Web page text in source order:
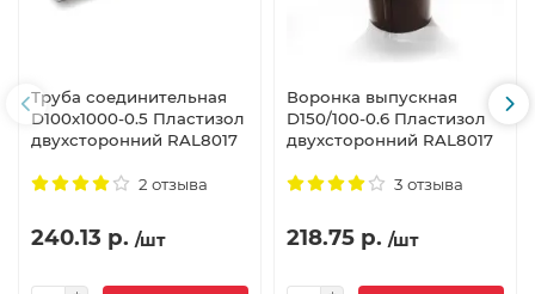
Труба соединительная
D100х1000-0.5 Пластизол
двухсторонний RAL8017
2 отзыва
240.13 р. /шт
Воронка выпускная
D150/100-0.6 Пластизол
двухсторонний RAL8017
3 отзыва
218.75 р. /шт